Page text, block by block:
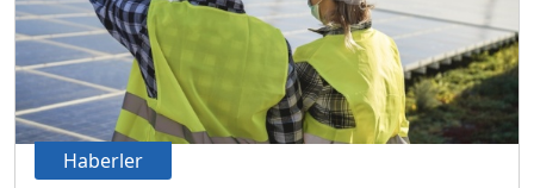
Haberler